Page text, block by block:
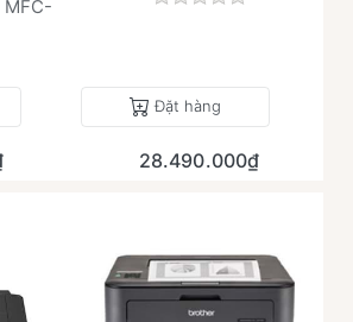
MFC-
đánh giá nào cho sản phẩm này.
Đặt hàng
28.490.000₫